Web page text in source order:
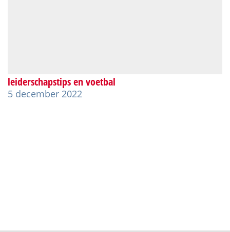
leiderschapstips en voetbal
5 december 2022